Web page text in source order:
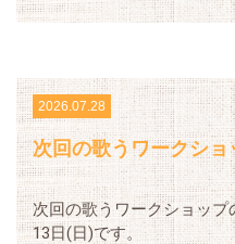
2026.07.28
次回の歌うワークショ
次回の歌うワークショッ
13日(日)です。